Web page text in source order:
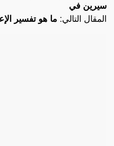
سيرين في
المقال التالي: ما هو تفسير